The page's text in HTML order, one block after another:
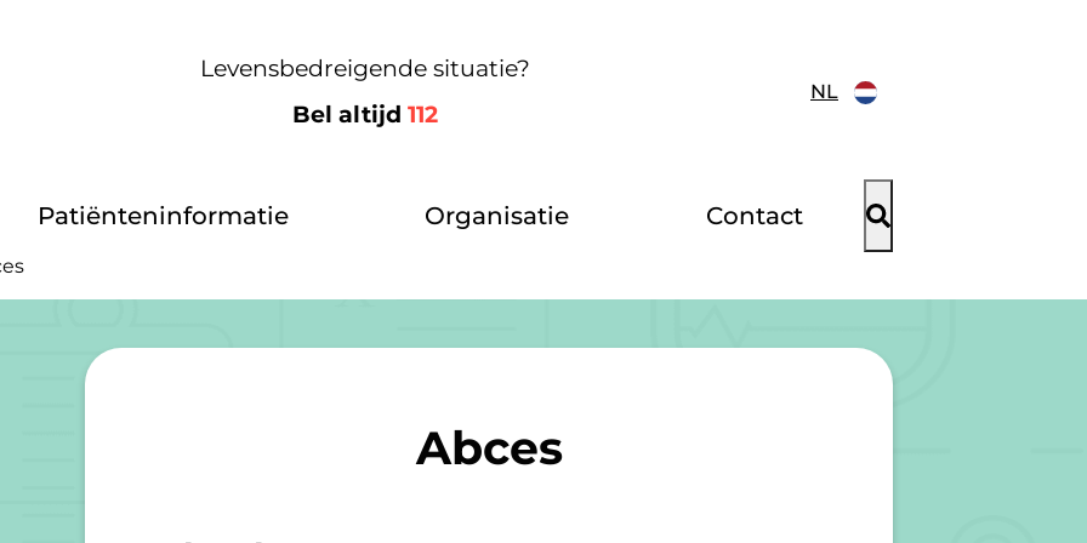
Levensbedreigende situatie?
Bel altijd 112
NL
Patiënteninformatie Organisatie Contact
Abces